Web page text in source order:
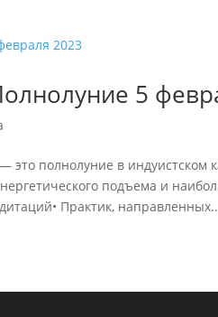
5
это полнолуние в индуистском
подъема и
Практик,